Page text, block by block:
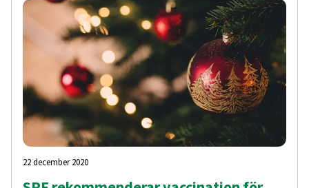
tidigt skede.
22 december 2020